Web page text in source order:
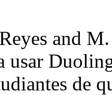
and
usar
de